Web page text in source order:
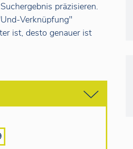
präzisieren.
Verknüpfung"
ist, desto genauer ist